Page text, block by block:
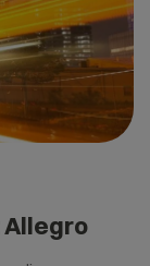
Allegro